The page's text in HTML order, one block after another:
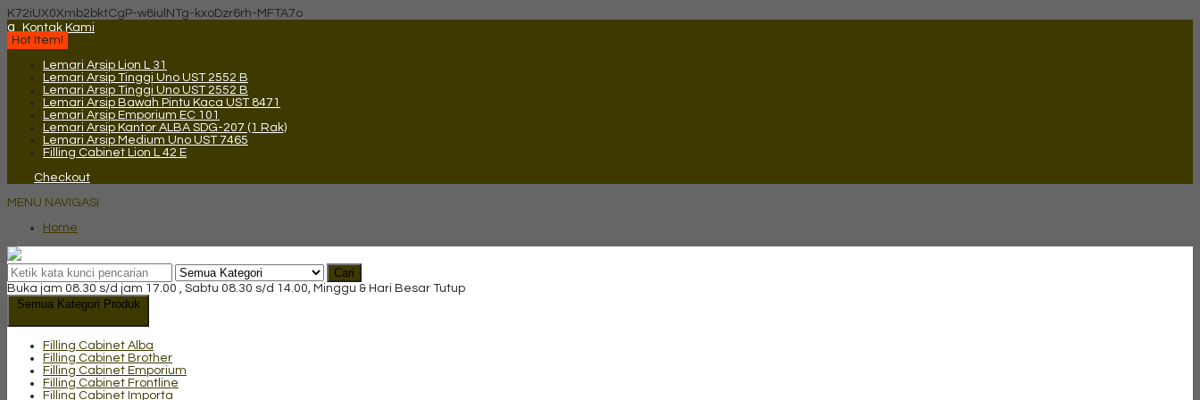
K72iUX0Xmb2bktCgP-w8iulNTg-kxoDzr6rh-MFTA7o
q
Kontak Kami
Hot Item!
Lemari Arsip Lion L 31
Lemari Arsip Tinggi Uno UST 2552 B
Lemari Arsip Tinggi Uno UST 2552 B
Lemari Arsip Bawah Pintu Kaca UST 8471
Lemari Arsip Emporium EC 101
Lemari Arsip Kantor ALBA SDG-207 (1 Rak)
Lemari Arsip Medium Uno UST 7465
Filling Cabinet Lion L 42 E
Checkout
MENU NAVIGASI
Home
Cari
Buka jam 08.30 s/d jam 17.00 , Sabtu 08.30 s/d 14.00, Minggu & Hari Besar Tutup
Semua Kategori Produk
Filling Cabinet Alba
Filling Cabinet Brother
Filling Cabinet Emporium
Filling Cabinet Frontline
Filling Cabinet Importa